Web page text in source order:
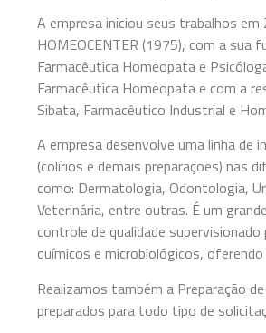
A empresa iniciou seus trabalhos
HOMEOCENTER (1975), com a sua
Farmacêutica Homeopata e
Farmacêutica Homeopata e com a
Sibata, Farmacêutico Industrial e
A empresa desenvolve uma linha
(colírios e demais preparações) nas
como: Dermatologia, Odontologia,
Veterinária, entre outras. É um
controle de qualidade
químicos e microbiológicos,
Realizamos também a Preparação
preparados para todo tipo de